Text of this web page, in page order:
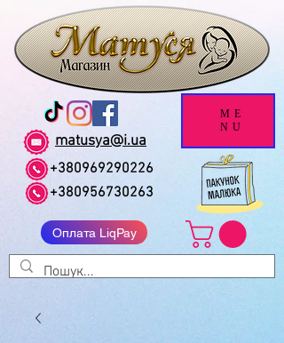
matusya@i.ua
+380969290226
+380956730263
Оплата LiqPay
ME
NU